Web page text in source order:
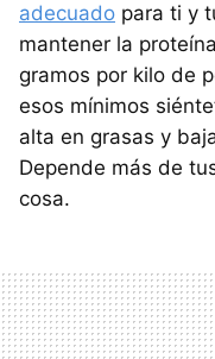
adecuado para ti y
mantener la
gramos por kilo de
esos mínimos
alta en grasas y
Depende más de
cosa.